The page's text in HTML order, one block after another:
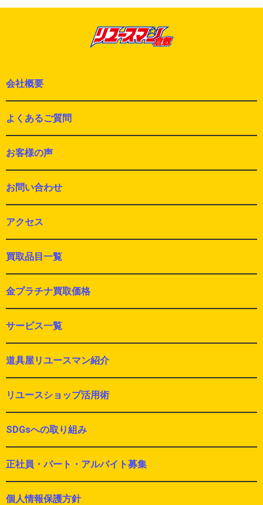
投
会社概要
よくあるご質問
お客様の声
お問い合わせ
アクセス
買取品目一覧
金プラチナ買取価格
サービス一覧
道具屋リユースマン紹介
リユースショップ活用術
SDGsへの取り組み
正社員・パート・アルバイト募集
個人情報保護方針